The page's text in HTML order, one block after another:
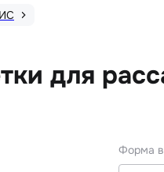
для
Форма